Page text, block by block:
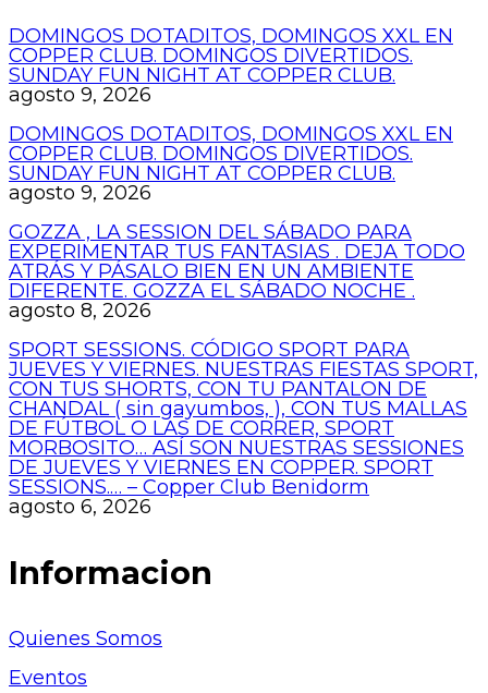
DOMINGOS DOTADITOS, DOMINGOS XXL EN
COPPER CLUB. DOMINGOS DIVERTIDOS.
SUNDAY FUN NIGHT AT COPPER CLUB.
agosto 9, 2026
DOMINGOS DOTADITOS, DOMINGOS XXL EN
COPPER CLUB. DOMINGOS DIVERTIDOS.
SUNDAY FUN NIGHT AT COPPER CLUB.
agosto 9, 2026
GOZZA , LA SESSION DEL SÁBADO PARA
EXPERIMENTAR TUS FANTASIAS . DEJA TODO
ATRÁS Y PÁSALO BIEN EN UN AMBIENTE
DIFERENTE. GOZZA EL SÁBADO NOCHE .
agosto 8, 2026
SPORT SESSIONS. CÓDIGO SPORT PARA
JUEVES Y VIERNES. NUESTRAS FIESTAS SPORT,
CON TUS SHORTS, CON TU PANTALON DE
CHANDAL ( sin gayumbos, ), CON TUS MALLAS
DE FÚTBOL O LAS DE CORRER, SPORT
MORBOSITO… ASÍ SON NUESTRAS SESSIONES
DE JUEVES Y VIERNES EN COPPER. SPORT
SESSIONS.… – Copper Club Benidorm
agosto 6, 2026
Informacion
Quienes Somos
Eventos